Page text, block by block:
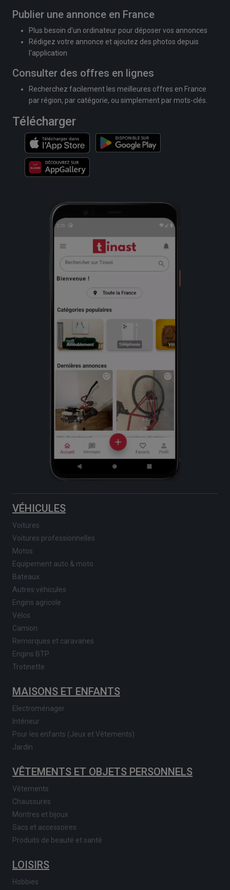
Publier une annonce en France
Plus besoin d'un ordinateur pour déposer vos annonces
Rédigez votre annonce et ajoutez des photos depuis
l'application
Consulter des offres en lignes
Recherchez facilement les meilleures offres en France
par région, par catégorie, ou simplement par mots-clés.
Télécharger
VÉHICULES
Voitures
Voitures professionnelles
Motos
Equipement auto & moto
Bateaux
Autres véhicules
Engins agricole
Vélos
Camion
Remorques et caravanes
Engins BTP
Trotinette
MAISONS ET ENFANTS
Electroménager
Intérieur
Pour les enfants (Jeux et Vêtements)
Jardin
VÊTEMENTS ET OBJETS PERSONNELS
Vêtements
Chaussures
Montres et bijoux
Sacs et accessoires
Produits de beauté et santé
LOISIRS
Hobbies